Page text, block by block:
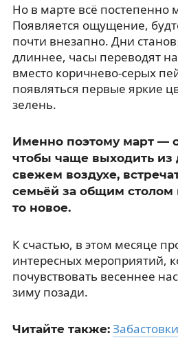
Но в марте всё постепенно
Появляется ощущение,
почти внезапно. Дни
длиннее, часы переводят
вместо коричнево-серых
появляться первые яркие
зелень.
Именно поэтому март —
чтобы чаще выходить из
свежем воздухе,
семьёй за общим столом
то новое.
К счастью, в этом месяце
интересных мероприятий,
почувствовать весеннее
зиму позади.
Читайте также: Забастовки